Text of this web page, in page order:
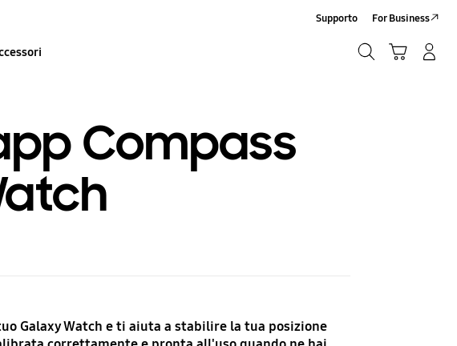
Supporto For Business
Compass
Galaxy Watch e ti aiuta a stabilire la tua posizione